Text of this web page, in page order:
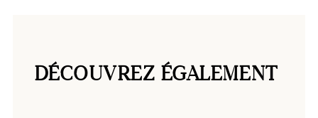
DÉCOUVREZ ÉGALEMENT